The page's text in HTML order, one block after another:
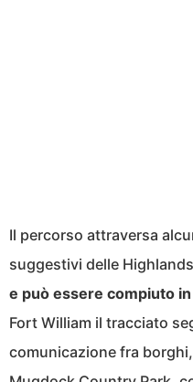
Il percorso attraversa
suggestivi delle
e può essere compiuto
Fort William il tracciato
comunicazione fra